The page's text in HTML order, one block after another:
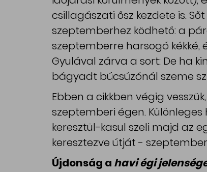
csillagászati ősz kezdete is.
szeptemberhez ködhető: a
szeptemberre harsogó kékké,
Gyulával zárva a sort: De ha
bágyadt búcsúzónál szeme
Ebben a cikkben végig
szeptemberi égen.
keresztül-kasul szeli majd az
keresztezve útját -
Újdonság a havi égi